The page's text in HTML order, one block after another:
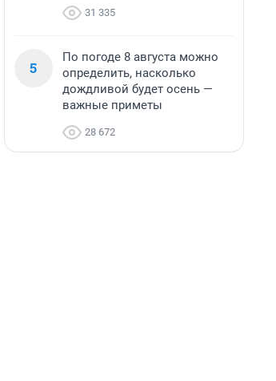
31 335
5
По погоде 8 августа можно
определить, насколько
дождливой будет осень —
важные приметы
28 672